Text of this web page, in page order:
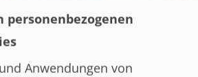
personenbezogenen
Anwendungen von